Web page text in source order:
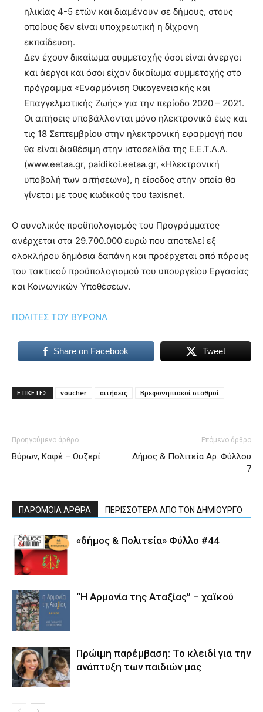
ηλικίας 4-5 ετών και διαμένουν σε δήμους, στους
οποίους δεν είναι υποχρεωτική η δίχρονη
εκπαίδευση.
Δεν έχουν δικαίωμα συμμετοχής όσοι είναι άνεργοι
και άεργοι και όσοι είχαν δικαίωμα συμμετοχής στο
πρόγραμμα «Εναρμόνιση Οικογενειακής και
Επαγγελματικής Ζωής» για την περίοδο 2020 – 2021.
Οι αιτήσεις υποβάλλονται μόνο ηλεκτρονικά έως και
τις 18 Σεπτεμβρίου στην ηλεκτρονική εφαρμογή που
θα είναι διαθέσιμη στην ιστοσελίδα της Ε.Ε.Τ.Α.Α.
(www.eetaa.gr, paidikoi.eetaa.gr, «Ηλεκτρονική
υποβολή των αιτήσεων»), η είσοδος στην οποία θα
γίνεται με τους κωδικούς του taxisnet.
Ο συνολικός προϋπολογισμός του Προγράμματος
ανέρχεται στα 29.700.000 ευρώ που αποτελεί εξ
ολοκλήρου δημόσια δαπάνη και προέρχεται από πόρους
του τακτικού προϋπολογισμού του υπουργείου Εργασίας
και Κοινωνικών Υποθέσεων.
ΠΟΛΙΤΕΣ ΤΟΥ ΒΥΡΩΝΑ
Share on Facebook Tweet
ΕΤΙΚΕΤΕΣ voucher αιτήσεις Βρεφονηπιακοί σταθμοί
Προηγούμενο άρθρο
Βύρων, Καφέ – Ουζερί
Επόμενο άρθρο
Δήμος & Πολιτεία Αρ. Φύλλου
7
ΠΑΡΟΜΟΙΑ ΑΡΘΡΑ ΠΕΡΙΣΣΟΤΕΡΑ ΑΠΟ ΤΟΝ ΔΗΜΙΟΥΡΓΟ
«δήμος & Πολιτεία» Φύλλο #44
“Η Αρμονία της Αταξίας” – χαϊκού
Πρώιμη παρέμβαση: Το κλειδί για την
ανάπτυξη των παιδιών µας